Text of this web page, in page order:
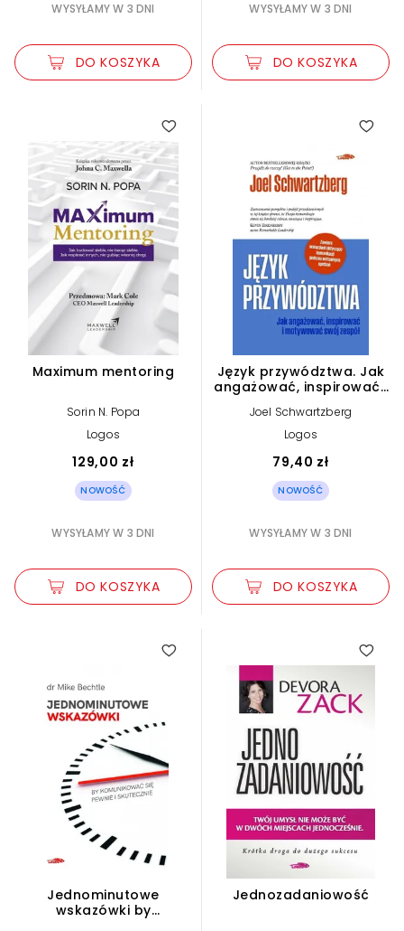
WYSYŁAMY W 3 DNI
DO KOSZYKA
WYSYŁAMY W 3 DNI
DO KOSZYKA
Maximum mentoring
Sorin N. Popa
Logos
129,00 zł
NOWOŚĆ
WYSYŁAMY W 3 DNI
DO KOSZYKA
Język przywództwa. Jak
angażować, inspirować i
Joel Schwartzberg
Logos
79,40 zł
NOWOŚĆ
WYSYŁAMY W 3 DNI
DO KOSZYKA
Jednominutowe
wskazówki by
Jednozadaniowość